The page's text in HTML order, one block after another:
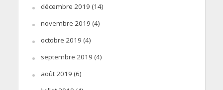
décembre 2019 (14)
novembre 2019 (4)
octobre 2019 (4)
septembre 2019 (4)
août 2019 (6)